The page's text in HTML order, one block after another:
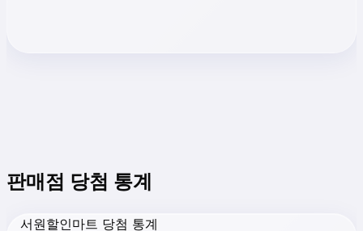
판매점 당첨 통계
서원할인마트 당첨 통계